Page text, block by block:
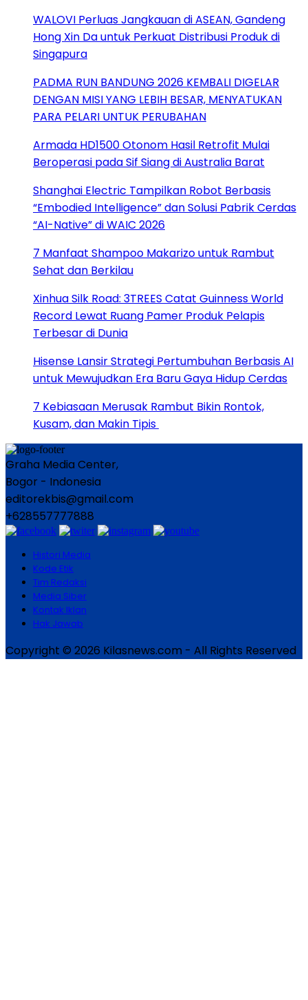
WALOVI Perluas Jangkauan di ASEAN, Gandeng
Hong Xin Da untuk Perkuat Distribusi Produk di
Singapura
PADMA RUN BANDUNG 2026 KEMBALI DIGELAR
DENGAN MISI YANG LEBIH BESAR, MENYATUKAN
PARA PELARI UNTUK PERUBAHAN
Armada HD1500 Otonom Hasil Retrofit Mulai
Beroperasi pada Sif Siang di Australia Barat
Shanghai Electric Tampilkan Robot Berbasis
“Embodied Intelligence” dan Solusi Pabrik Cerdas
“AI-Native” di WAIC 2026
7 Manfaat Shampoo Makarizo untuk Rambut
Sehat dan Berkilau
Xinhua Silk Road: 3TREES Catat Guinness World
Record Lewat Ruang Pamer Produk Pelapis
Terbesar di Dunia
Hisense Lansir Strategi Pertumbuhan Berbasis AI
untuk Mewujudkan Era Baru Gaya Hidup Cerdas
7 Kebiasaan Merusak Rambut Bikin Rontok,
Kusam, dan Makin Tipis
Graha Media Center,
Bogor - Indonesia
editorekbis@gmail.com
+628557777888
Histori Media
Kode Etik
Tim Redaksi
Media Siber
Kontak Iklan
Hak Jawab
Copyright © 2026 Kilasnews.com - All Rights Reserved